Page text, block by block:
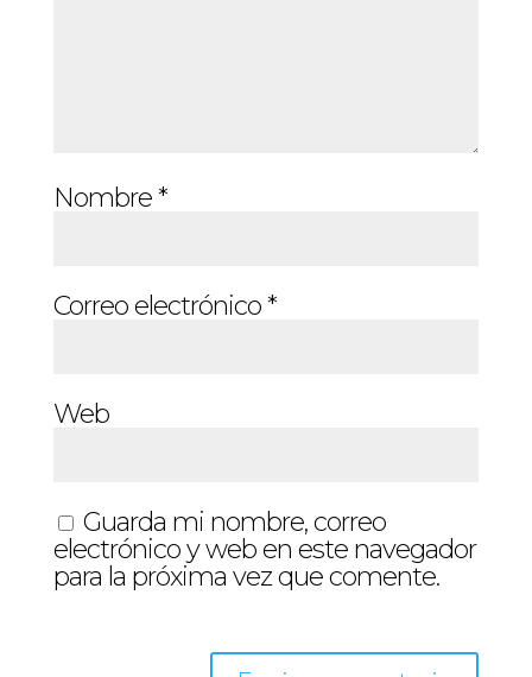
Nombre*
Correo electrónico*
Web
Guarda mi nombre, correo
electrónico y web en este navegador
para la próxima vez que comente.